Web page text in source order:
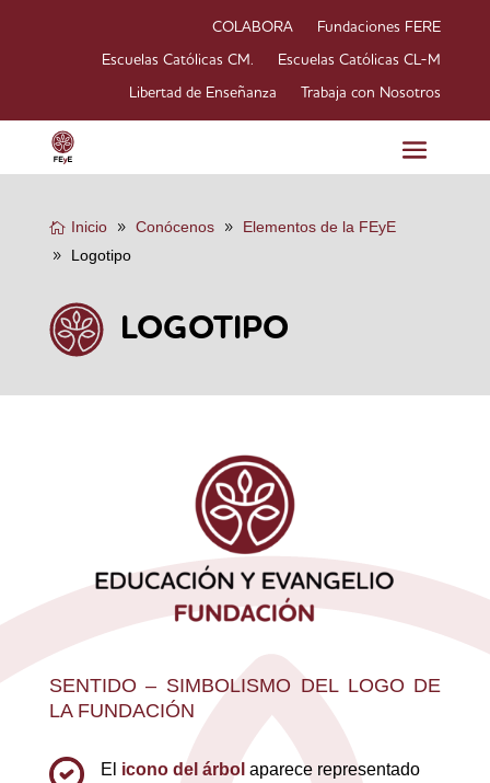
COLABORA Fundaciones FERE
Escuelas Católicas CM. Escuelas Católicas CL-M
Libertad de Enseñanza Trabaja con Nosotros
Inicio Conócenos
Elementos de la FEyE
Logotipo
LOGOTIPO
SENTIDO – SIMBOLISMO DEL LOGO DE
LA FUNDACIÓN
El icono del árbol aparece representado